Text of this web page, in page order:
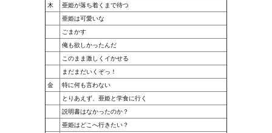
木
亜姫が落ち着くまで待つ
亜姫は可愛いな
ごまかす
俺も欲しかったんだ
このまま激しくイかせる
まだまだいくぞっ！
金
特に何も言わない
とりあえず、亜姫と学食に行く
説明書はなかったのか？
亜姫はどこへ行きたい？